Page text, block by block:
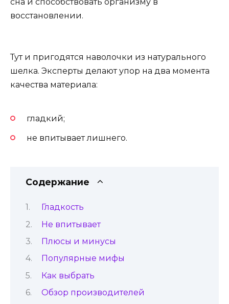
восстановлении.
Тут и пригодятся наволочки из натурального
шелка. Эксперты делают упор на два момента
качества материала:
гладкий;
не впитывает лишнего.
Содержание
Гладкость
Не впитывает
Плюсы и минусы
Популярные мифы
Как выбрать
Обзор производителей